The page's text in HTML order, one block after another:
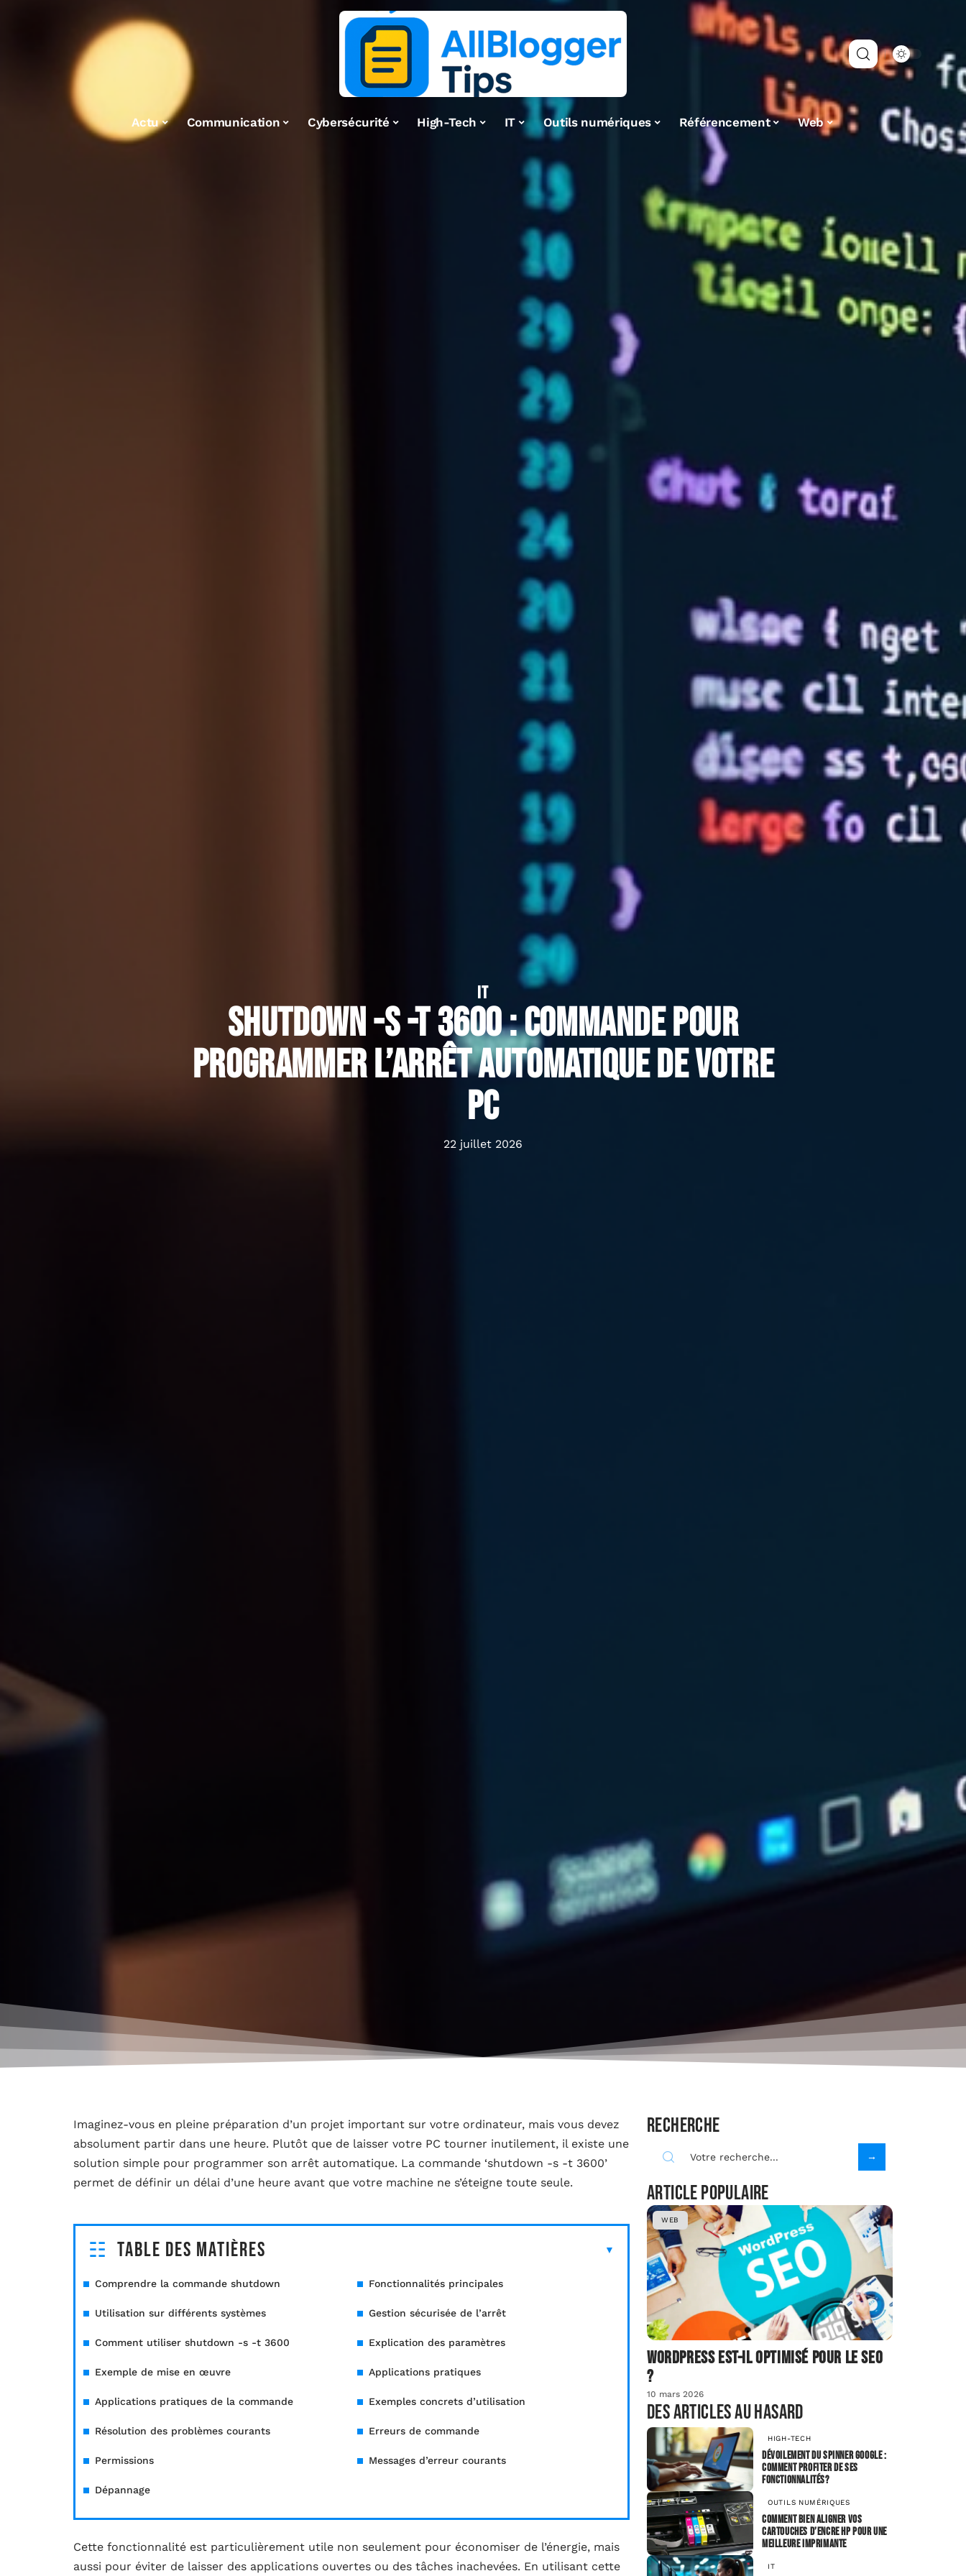
Actu Communication Cybersécurité High-Tech IT Outils numériques Référencement Web
IT
Shutdown -s -t 3600 : Commande pour
programmer l’arrêt automatique de votre
PC
22 juillet 2026
Imaginez-vous en pleine préparation d’un projet important sur votre ordinateur, mais vous devez
absolument partir dans une heure. Plutôt que de laisser votre PC tourner inutilement, il existe une
solution simple pour programmer son arrêt automatique. La commande ‘shutdown -s -t 3600’
permet de définir un délai d’une heure avant que votre machine ne s’éteigne toute seule.
Table des matières
Comprendre la commande shutdown Fonctionnalités principales
Utilisation sur différents systèmes Gestion sécurisée de l’arrêt
Comment utiliser shutdown -s -t 3600 Explication des paramètres
Exemple de mise en œuvre Applications pratiques
Applications pratiques de la commande Exemples concrets d’utilisation
Résolution des problèmes courants Erreurs de commande
Permissions Messages d’erreur courants
Dépannage
Cette fonctionnalité est particulièrement utile non seulement pour économiser de l’énergie, mais
aussi pour éviter de laisser des applications ouvertes ou des tâches inachevées. En utilisant cette
Recherche
Article populaire
WEB
Wordpress est-il optimisé pour le SEO
?
10 mars 2026
Des articles au hasard
HIGH-TECH
Dévoilement du spinner Google :
comment profiter de ses
fonctionnalités?
OUTILS NUMÉRIQUES
Comment bien aligner vos
cartouches d’encre HP pour une
meilleure imprimante
IT